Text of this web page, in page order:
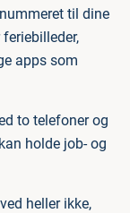
til dine
apps som
to telefoner og
holde job- og
heller ikke,